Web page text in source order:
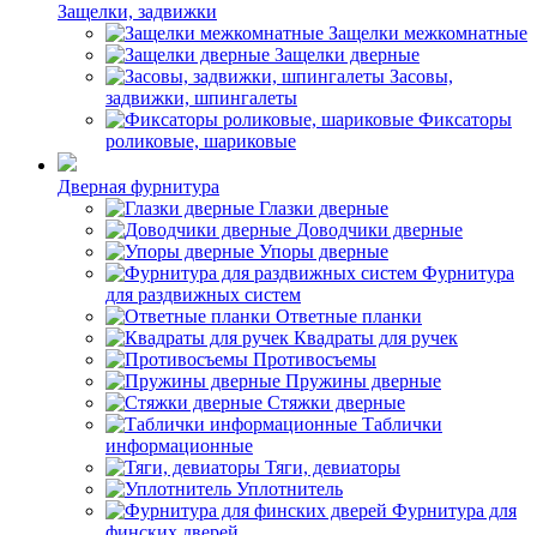
Защелки, задвижки
Защелки межкомнатные
Защелки дверные
Засовы,
задвижки, шпингалеты
Фиксаторы
роликовые, шариковые
Дверная фурнитура
Глазки дверные
Доводчики дверные
Упоры дверные
Фурнитура
для раздвижных систем
Ответные планки
Квадраты для ручек
Противосъемы
Пружины дверные
Стяжки дверные
Таблички
информационные
Тяги, девиаторы
Уплотнитель
Фурнитура для